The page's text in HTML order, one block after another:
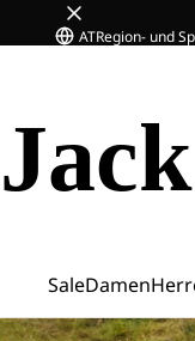
ATRegion- und
SaleDamen